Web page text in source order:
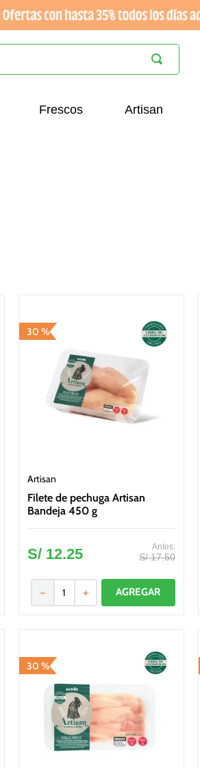
Frescos Artisan
30 %
Artisan
Filete de pechuga Artisan
Bandeja 450 g
S/ 17.50
S/ 12.25
＋
－
30 %